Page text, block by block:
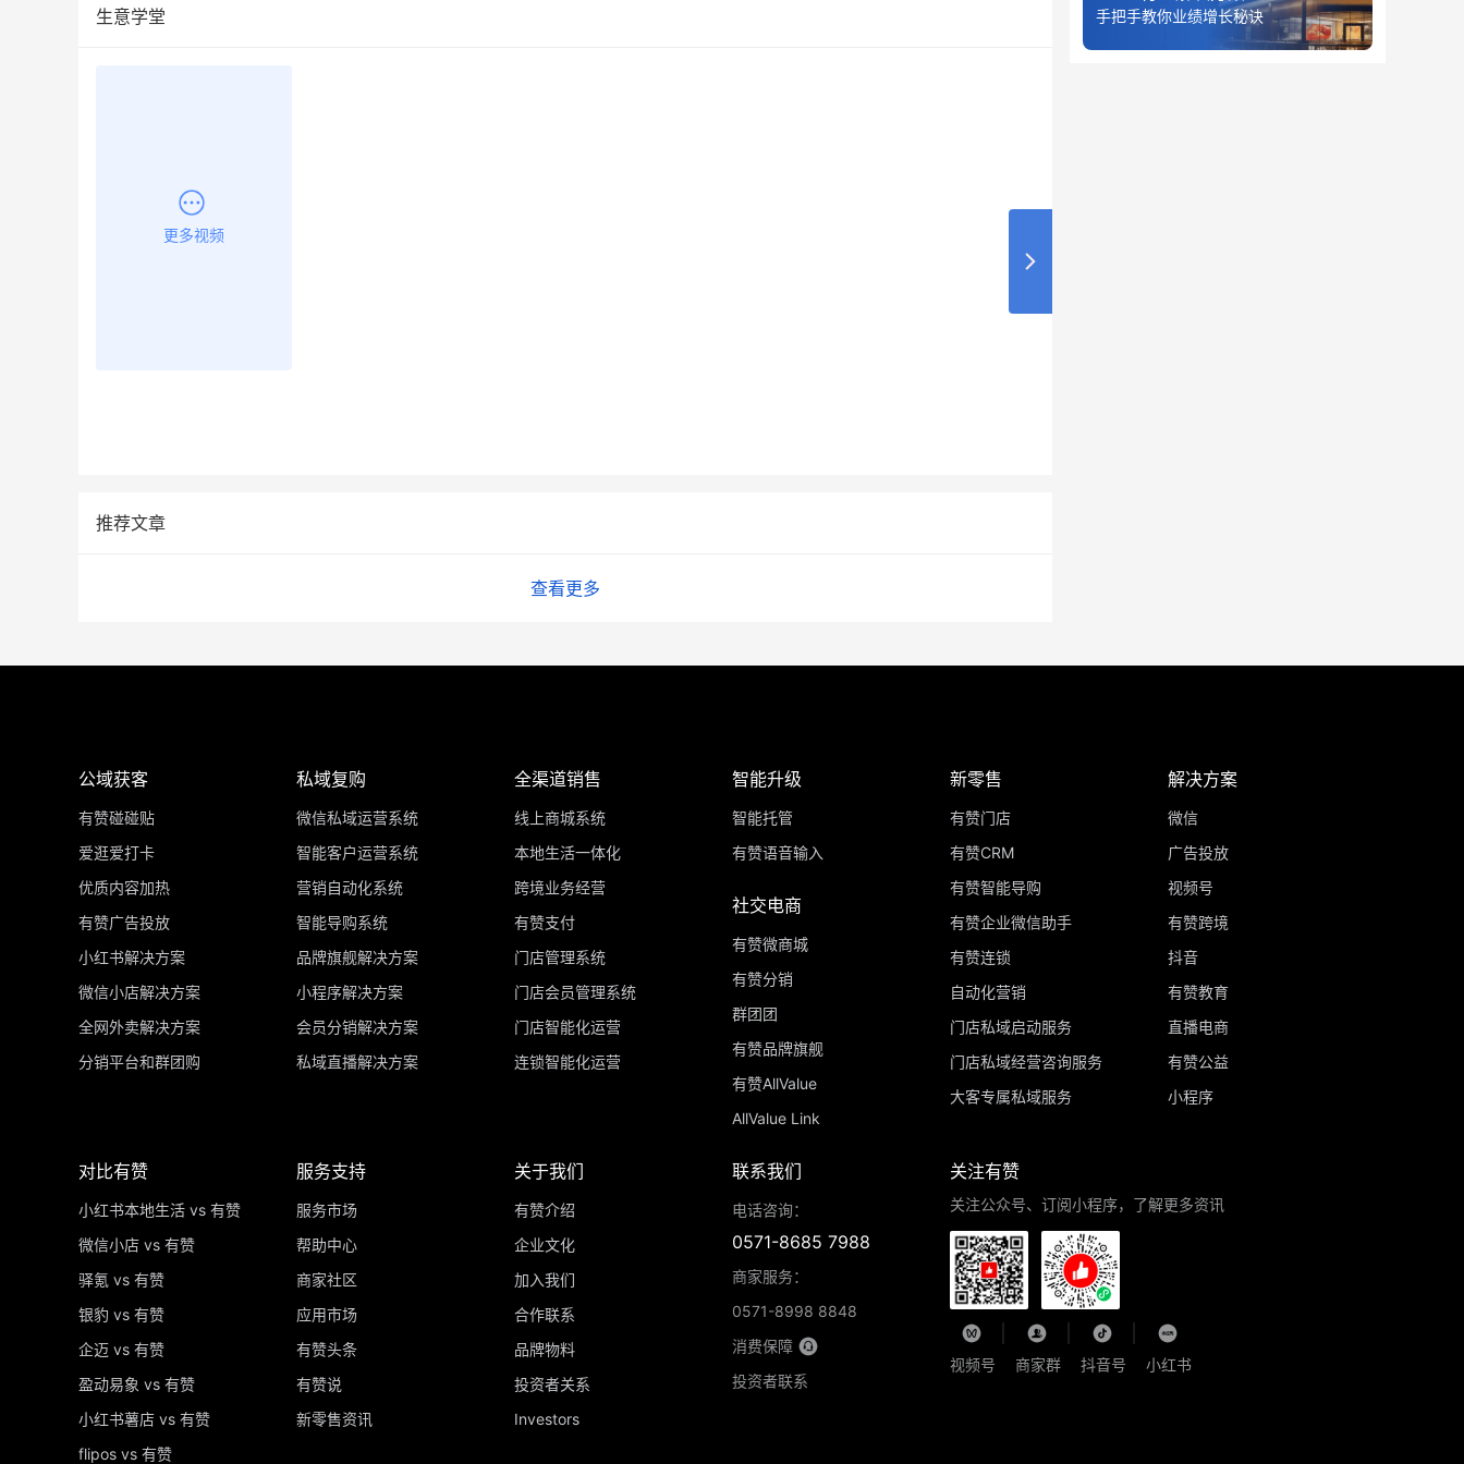
生意学堂
更多视频
推荐文章
查看更多
手把手教你业绩增长秘诀
公域获客
有赞碰碰贴
爱逛爱打卡
优质内容加热
有赞广告投放
小红书解决方案
微信小店解决方案
全网外卖解决方案
分销平台和群团购
私域复购
微信私域运营系统
智能客户运营系统
营销自动化系统
智能导购系统
品牌旗舰解决方案
小程序解决方案
会员分销解决方案
私域直播解决方案
全渠道销售
线上商城系统
本地生活一体化
跨境业务经营
有赞支付
门店管理系统
门店会员管理系统
门店智能化运营
连锁智能化运营
智能升级
智能托管
有赞语音输入
社交电商
有赞微商城
有赞分销
群团团
有赞品牌旗舰
有赞AllValue
AllValue Link
新零售
有赞门店
有赞CRM
有赞智能导购
有赞企业微信助手
有赞连锁
自动化营销
门店私域启动服务
门店私域经营咨询服务
大客专属私域服务
解决方案
微信
广告投放
视频号
有赞跨境
抖音
有赞教育
直播电商
有赞公益
小程序
对比有赞
小红书本地生活 vs 有赞
微信小店 vs 有赞
驿氪 vs 有赞
银豹 vs 有赞
企迈 vs 有赞
盈动易象 vs 有赞
小红书薯店 vs 有赞
flipos vs 有赞
服务支持
服务市场
帮助中心
商家社区
应用市场
有赞头条
有赞说
新零售资讯
关于我们
有赞介绍
企业文化
加入我们
合作联系
品牌物料
投资者关系
Investors
联系我们
电话咨询：
0571-8685 7988
商家服务：
0571-8998 8848
消费保障
投资者联系
关注有赞
关注公众号、订阅小程序，了解更多资讯
视频号 商家群 抖音号 小红书